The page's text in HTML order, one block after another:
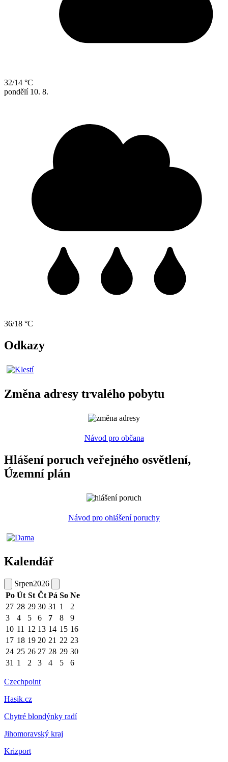
32/14 °C
pondělí 10. 8.
36/18 °C
Odkazy
Změna adresy trvalého pobytu
Návod pro občana
Hlášení poruch veřejného osvětlení,
Územní plán
Návod pro ohlášení poruchy
Kalendář
Srpen2026
Po Út St Čt Pá So Ne
27 28 29 30 31 1
2
3
4 5 6 7 8
9
10 11 12 13 14 15 16
17 18 19 20 21 22 23
24 25 26 27 28 29 30
31 1 2 3 4 5 6
Czechpoint
Hasik.cz
Chytré blondýnky radí
Jihomoravský kraj
Krizport